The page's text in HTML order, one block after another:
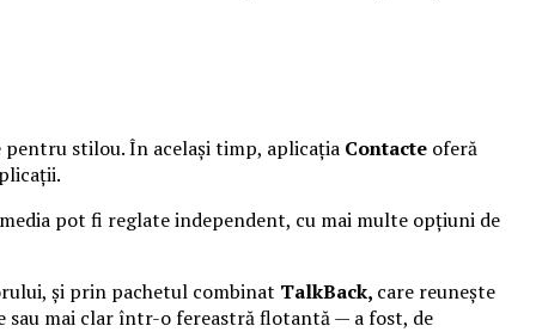
stilou. În același timp, aplicația Contacte oferă
pot fi reglate independent, cu mai multe opțiuni de
și prin pachetul combinat TalkBack, care reunește
sau mai clar într-o fereastră flotantă — a fost, de